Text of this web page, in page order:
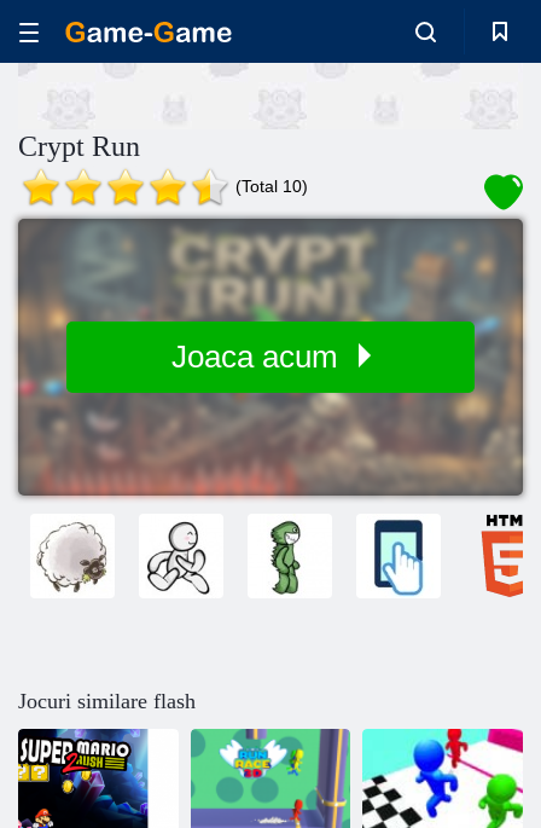
Crypt Run
(Total 10)
Joaca acum
Jocuri similare flash